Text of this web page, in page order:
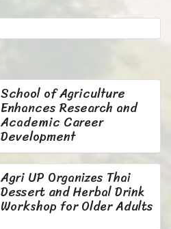
School of Agriculture
Enhances Research and
Academic Career
Development
Agri UP Organizes Thai
Dessert and Herbal Drink
Workshop for Older Adults